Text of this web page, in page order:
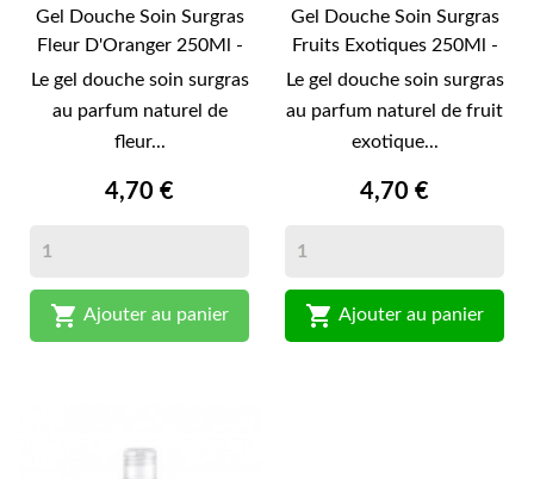
Gel Douche Soin Surgras
Fleur D'Oranger 250Ml -
Centifolia-
Le gel douche soin surgras
au parfum naturel de
fleur...
4,70 €
 Ajouter au panier
Gel Douche Soin Surgras
Fruits Exotiques 250Ml -
Centifolia-
Le gel douche soin surgras
au parfum naturel de fruit
exotique...
4,70 €
 Ajouter au panier